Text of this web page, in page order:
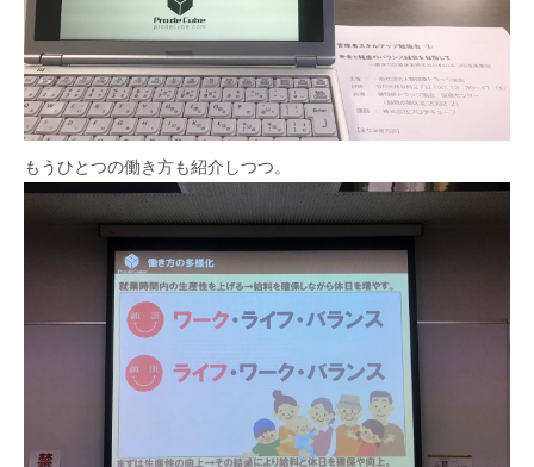
もうひとつの働き方も紹介しつつ。